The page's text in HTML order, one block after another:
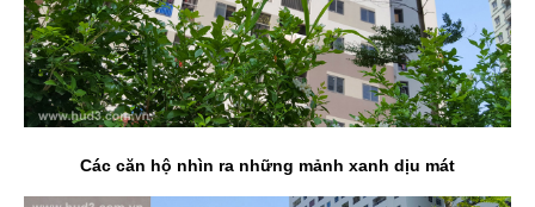
Các căn hộ nhìn ra những mảnh xanh dịu mát